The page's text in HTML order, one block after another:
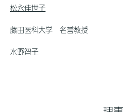
松永佳世子
藤田医科大学 名誉教授
水野智子